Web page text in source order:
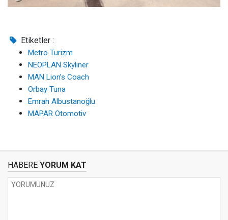
Etiketler :
Metro Turizm
NEOPLAN Skyliner
MAN Lion’s Coach
Orbay Tuna
Emrah Albustanoğlu
MAPAR Otomotiv
HABERE YORUM KAT